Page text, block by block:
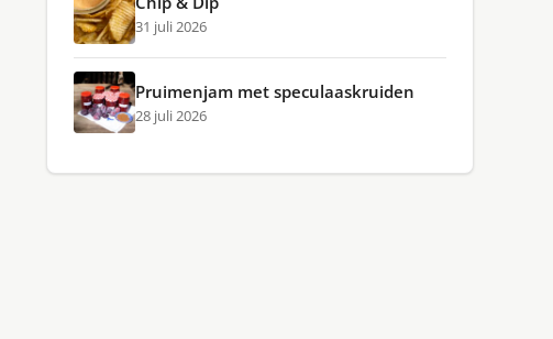
31 juli 2026
Pruimenjam met speculaaskruiden
28 juli 2026